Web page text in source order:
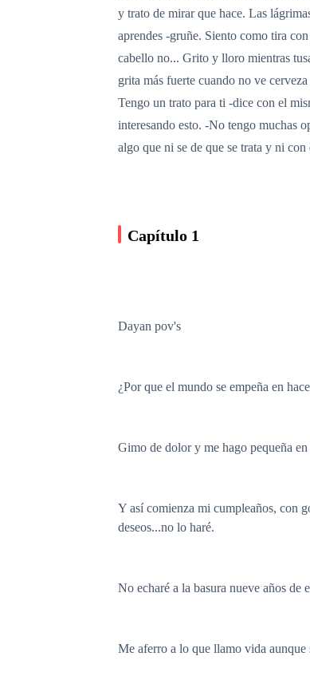
y trato de mirar que hace. Las
aprendes -gruñe. Siento como tira
cabello no... Grito y lloro mientras
grita más fuerte cuando no ve
Tengo un trato para ti -dice con el
interesando esto. -No tengo muchas
algo que ni se de que se trata y ni
Capítulo 1
Dayan pov's
¿Por que el mundo se empeña en
Gimo de dolor y me hago pequeña
Y así comienza mi cumpleaños, con
deseos...no lo haré.
No echaré a la basura nueve años de
Me aferro a lo que llamo vida